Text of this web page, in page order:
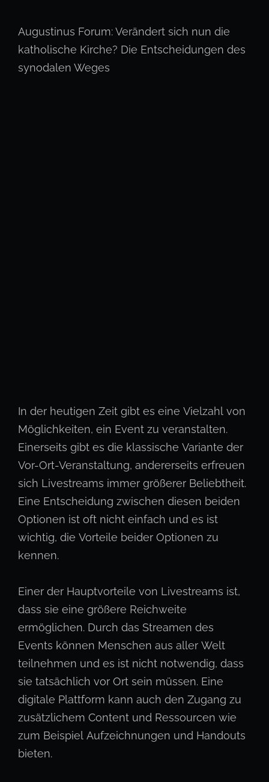
Augustinus Forum: Verändert sich nun die
katholische Kirche? Die Entscheidungen des
synodalen Weges
In der heutigen Zeit gibt es eine Vielzahl von
Möglichkeiten, ein Event zu veranstalten.
Einerseits gibt es die klassische Variante der
Vor-Ort-Veranstaltung, andererseits erfreuen
sich Livestreams immer größerer Beliebtheit.
Eine Entscheidung zwischen diesen beiden
Optionen ist oft nicht einfach und es ist
wichtig, die Vorteile beider Optionen zu
kennen.
Einer der Hauptvorteile von Livestreams ist,
dass sie eine größere Reichweite
ermöglichen. Durch das Streamen des
Events können Menschen aus aller Welt
teilnehmen und es ist nicht notwendig, dass
sie tatsächlich vor Ort sein müssen. Eine
digitale Plattform kann auch den Zugang zu
zusätzlichem Content und Ressourcen wie
zum Beispiel Aufzeichnungen und Handouts
bieten.